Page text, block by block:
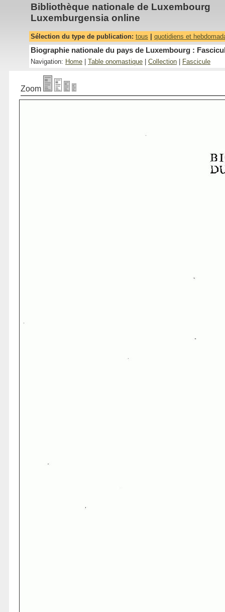
Bibliothèque nationale de Luxembourg
Luxemburgensia online
Sélection du type de publication: tous quotidiens et
Biographie nationale du pays de Luxembourg :
Navigation: Home Table onomastique Collection Fascicule
Zoom